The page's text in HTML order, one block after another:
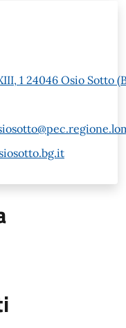
1 24046 Osio Sotto